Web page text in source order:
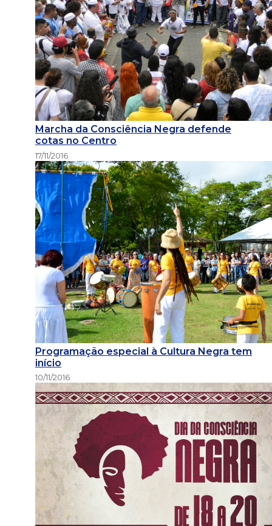
Marcha da Consciência Negra defende
cotas no Centro
17/11/2016
Programação especial à Cultura Negra tem
início
10/11/2016